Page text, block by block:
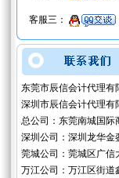
客服三：
东莞市辰信会计代理有
深圳市辰信会计代理有
总公司：东莞南城国际
深圳公司：深圳龙华金
莞城公司：莞城区广信
万江公司：万江区街道